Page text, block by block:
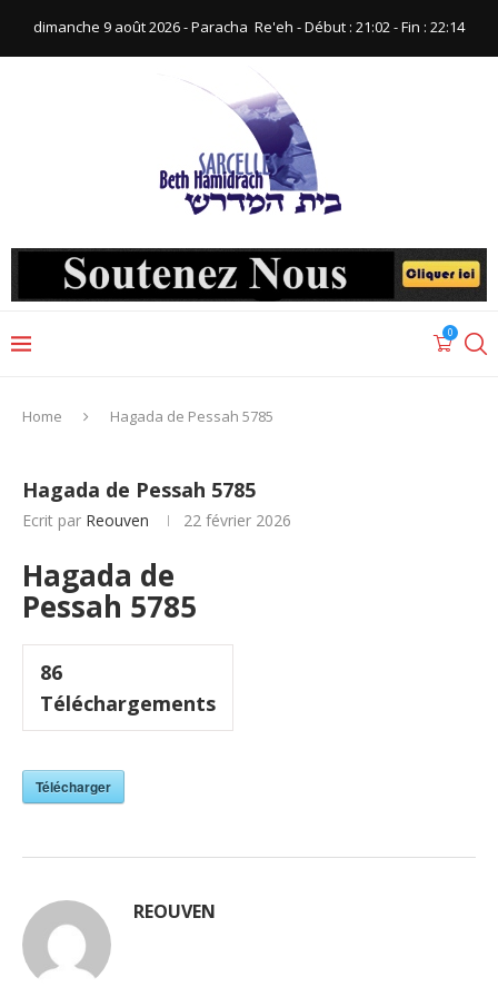
dimanche 9 août 2026 - Paracha ‪ Re'eh‬ - Début : 21:02‬ - Fin : ‪22:14‬
0
Home Hagada de Pessah 5785
Hagada de Pessah 5785
Ecrit par Reouven 22 février 2026
Hagada de
Pessah 5785
86
Téléchargements
Télécharger
REOUVEN